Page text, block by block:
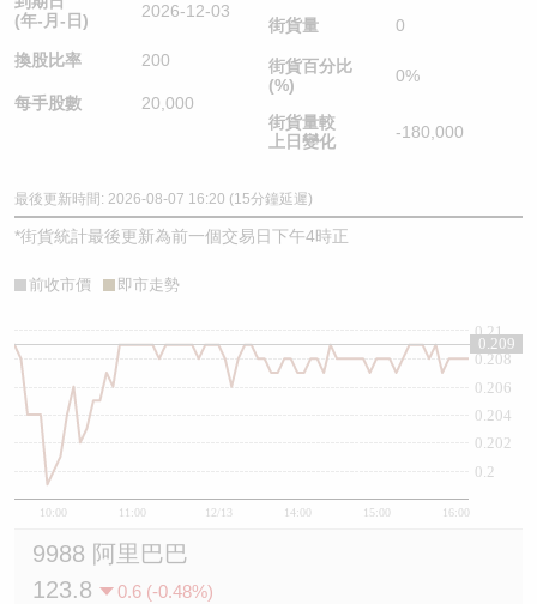
(年-月-日)
2026-12-03
換股比率 200
每手股數 20,000
街貨量 0
街貨百分比
(%)
0%
街貨量較
上日變化
-180,000
最後更新時間: 2026-08-07 16:20 (15分鐘延遲)
*街貨統計最後更新為前一個交易日下午4時正
前收市價 即市走勢
10:00 11:00 12/13 14:00 15:00 16:00
0.2
0.202
0.204
0.206
0.208
0.21
0.209
9988 阿里巴巴
123.8
0.6 (-0.48%)